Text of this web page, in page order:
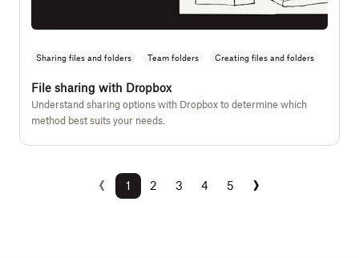
Sharing files and folders Team folders Creating files and folders
File sharing with Dropbox
Understand sharing options with Dropbox to determine which
method best suits your needs.
‹Previous
1(current)
2 3 4 5 ›Next